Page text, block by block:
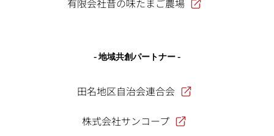
有限会社昔の味たまご農場
- 地域共創パートナー -
田名地区自治会連合会
株式会社サンコープ